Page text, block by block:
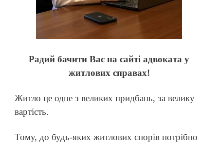
Радий бачити Вас на сайті адвоката у
житлових справах!
Житло це одне з великих придбань, за велику
вартість.
Тому, до будь-яких житлових спорів потрібно